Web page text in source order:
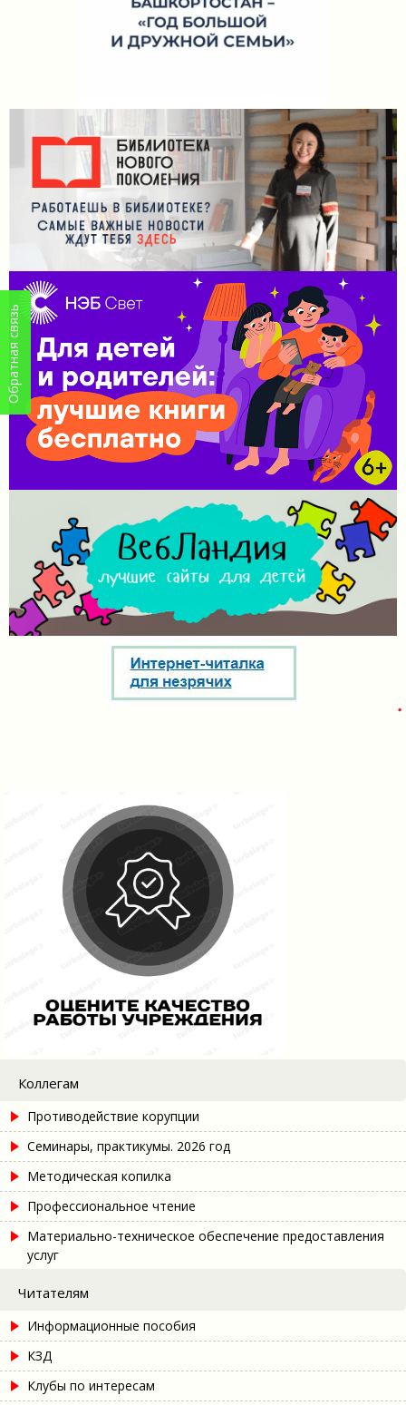
Коллегам
Противодействие корупции
Семинары, практикумы. 2026 год
Методическая копилка
Профессиональное чтение
Материально-техническое обеспечение предоставления
услуг
Читателям
Информационные пособия
КЗД
Клубы по интересам
Обратная связь